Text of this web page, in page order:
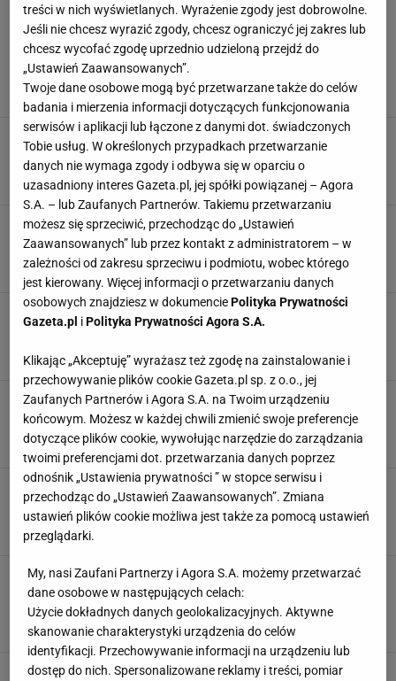
ZIARNA
Smak dnia. Odstawiłam sklepowe smarowidła.
Ta pasta kosztuje grosze i jest gotowa w chwilę
KANAPKI PASTA SMAROWANIE
Ma mnóstwo białka, mało kto go zna. Robię z
niego pasztet, który jest lepszy niż wędlina
AMARANTUS PASZTET PRZEKĄSKI
Te pierogi wyglądają jak biedronki. Wsyp jedną
łyżkę, ciasto jest lekkie i miękkie
CIASTO NA PIEROGI JAJKA NASIONA
Zapomnij o kawie i herbacie po 18:00. Ten
złocisty napar to "wyłącznik" stresu przed snem
Nie ma w nim ani grama mąki. Lepszego
chleba nie dostaniesz nawet w piekarni
CHLEB DOMOWE WYPIEKI MĄKA
Usprawnia pracę jelit, stabilizuje cukier, obniża
cholesterol. Najlepiej pić je o wskazanej porze
DIETA NEWS SIEMIĘ LNIANE
Masz młynek do kawy z czasów PRLu? Masz
szczęście - przygotujesz w nim nie tylko
mieloną kawę
KAWA MIELENIE MŁYNEK
treści w nich wyświetlanych. Wyrażenie zgody jest dobrowolne.
Jeśli nie chcesz wyrazić zgody, chcesz ograniczyć jej zakres lub
chcesz wycofać zgodę uprzednio udzieloną przejdź do
„Ustawień Zaawansowanych”.
Twoje dane osobowe mogą być przetwarzane także do celów
badania i mierzenia informacji dotyczących funkcjonowania
serwisów i aplikacji lub łączone z danymi dot. świadczonych
Tobie usług. W określonych przypadkach przetwarzanie
danych nie wymaga zgody i odbywa się w oparciu o
uzasadniony interes Gazeta.pl, jej spółki powiązanej – Agora
S.A. – lub Zaufanych Partnerów. Takiemu przetwarzaniu
możesz się sprzeciwić, przechodząc do „Ustawień
Zaawansowanych” lub przez kontakt z administratorem – w
zależności od zakresu sprzeciwu i podmiotu, wobec którego
jest kierowany. Więcej informacji o przetwarzaniu danych
osobowych znajdziesz w dokumenciePolityka Prywatności
Gazeta.pl iPolityka Prywatności Agora S.A.
Klikając „Akceptuję” wyrażasz też zgodę na zainstalowanie i
przechowywanie plików cookie Gazeta.pl sp. z o.o., jej
Zaufanych Partnerów i Agora S.A. na Twoim urządzeniu
końcowym. Możesz w każdej chwili zmienić swoje preferencje
dotyczące plików cookie, wywołując narzędzie do zarządzania
twoimi preferencjami dot. przetwarzania danych poprzez
odnośnik „Ustawienia prywatności ” w stopce serwisu i
przechodząc do „Ustawień Zaawansowanych”. Zmiana
ustawień plików cookie możliwa jest także za pomocą ustawień
przeglądarki.
My, nasi Zaufani Partnerzy i Agora S.A. możemy przetwarzać
dane osobowe w następujących celach:
Użycie dokładnych danych geolokalizacyjnych. Aktywne
skanowanie charakterystyki urządzenia do celów
identyfikacji. Przechowywanie informacji na urządzeniu lub
dostęp do nich. Spersonalizowane reklamy i treści, pomiar